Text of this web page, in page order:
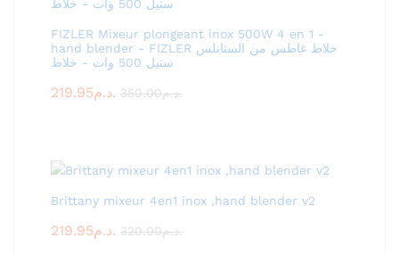
FIZLER Mixeur plongeant inox 500W 4 en 1 -
hand blender - FIZLER خلاط غاطس من الستانلس
ستيل 500 وات - خلاط
219.95 د.م. 350.00 د.م.
Brittany mixeur 4en1 inox ,hand blender v2
219.95 د.م. 320.00 د.م.